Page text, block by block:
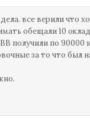
все верили что
обещали 10
получили по
за то что был